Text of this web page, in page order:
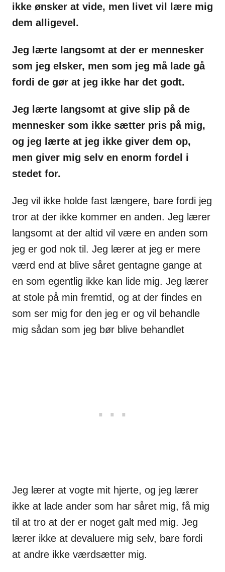
ikke ønsker at vide, men livet vil lære mig
dem alligevel.
Jeg lærte langsomt at der er mennesker
som jeg elsker, men som jeg må lade gå
fordi de gør at jeg ikke har det godt.
Jeg lærte langsomt at give slip på de
mennesker som ikke sætter pris på mig,
og jeg lærte at jeg ikke giver dem op,
men giver mig selv en enorm fordel i
stedet for.
Jeg vil ikke holde fast længere, bare fordi jeg
tror at der ikke kommer en anden. Jeg lærer
langsomt at der altid vil være en anden som
jeg er god nok til. Jeg lærer at jeg er mere
værd end at blive såret gentagne gange at
en som egentlig ikke kan lide mig. Jeg lærer
at stole på min fremtid, og at der findes en
som ser mig for den jeg er og vil behandle
mig sådan som jeg bør blive behandlet
Jeg lærer at vogte mit hjerte, og jeg lærer
ikke at lade ander som har såret mig, få mig
til at tro at der er noget galt med mig. Jeg
lærer ikke at devaluere mig selv, bare fordi
at andre ikke værdsætter mig.